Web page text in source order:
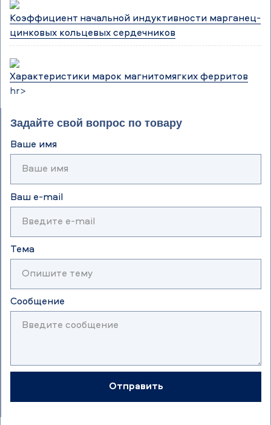
Коэффициент начальной индуктивности марганец-
цинковых кольцевых сердечников
Характеристики марок магнитомягких ферритов
hr>
Задайте свой вопрос по товару
Ваше имя
Ваш e-mail
Тема
Сообщение
Отправить